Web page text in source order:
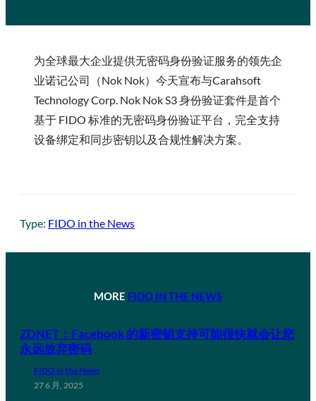
为全球最大企业提供无密码身份验证服务的领先企
业诺记公司（Nok Nok）今天宣布与Carahsoft
Technology Corp. Nok Nok S3 身份验证套件是首个
基于 FIDO 标准的无密码身份验证平台，完全支持
设备绑定和同步密钥以及合规性解决方案。
Type: FIDO in the News
MORE FIDO IN THE NEWS
ZDNET：Facebook 的新密钥支持可能很快就会让您
永远放弃密码
FIDO in the News
27 6 月, 2025